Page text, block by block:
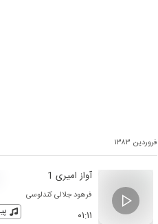
فروردین ۱۳۸۳
آواز امیری 1
فرهود جلالی کندلوسی
۰۱:۱۱